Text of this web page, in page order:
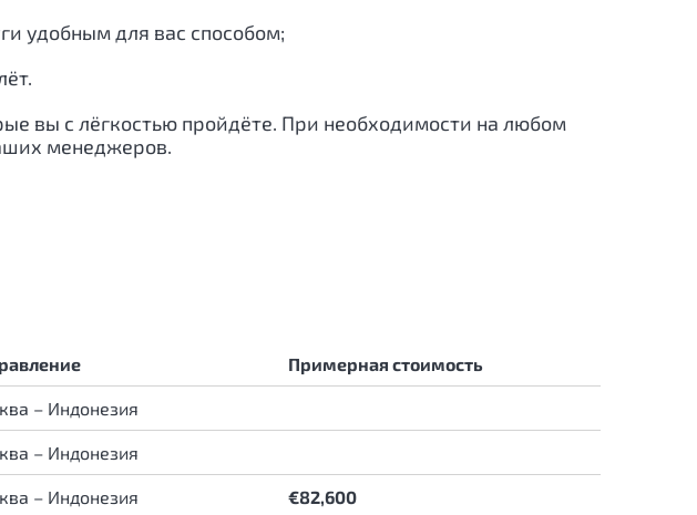
удобным для вас способом;
вы с лёгкостью пройдёте. При необходимости на любом
менеджеров.
Примерная стоимость
– Индонезия
– Индонезия
– Индонезия €82,600